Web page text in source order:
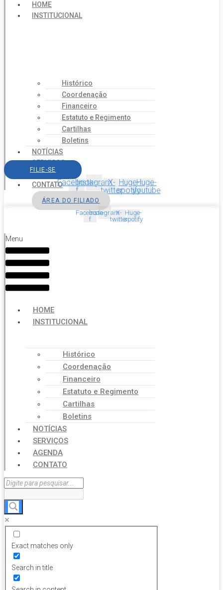
HOME
INSTITUCIONAL
Histórico
Coordenação
Financeiro
Estatuto e Regimento
Cartilhas
Boletins
NOTÍCIAS
SERVIÇOS
AGENDA
CONTATO
FILIE-SE
Facebook-
f
InstagramX-
twitter
Huge-
spotify
Huge-
youtube
ÁREA DO FILIADO
Facebook-
f
InstagramX-
twitter
Huge-
spotify
Menu
HOME
INSTITUCIONAL
Histórico
Coordenação
Financeiro
Estatuto e Regimento
Cartilhas
Boletins
NOTÍCIAS
SERVIÇOS
AGENDA
CONTATO
Exact matches only
Search in title